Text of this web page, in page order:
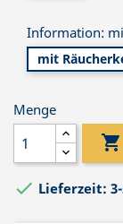
Information:
mit
Menge

 Lieferzeit: